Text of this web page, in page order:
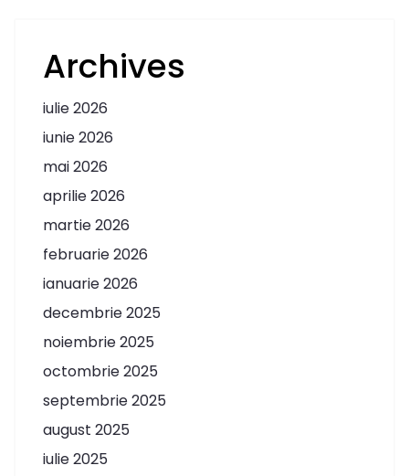
Archives
iulie 2026
iunie 2026
mai 2026
aprilie 2026
martie 2026
februarie 2026
ianuarie 2026
decembrie 2025
noiembrie 2025
octombrie 2025
septembrie 2025
august 2025
iulie 2025